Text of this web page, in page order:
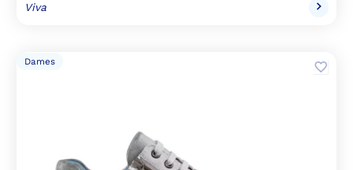
Viva
Dames